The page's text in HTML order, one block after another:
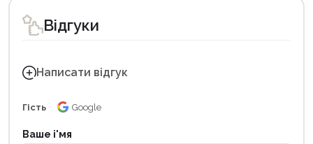
Відгуки
Написати відгук
Гість Google
Ваше і'мя